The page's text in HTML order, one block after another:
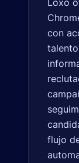
con
flujo